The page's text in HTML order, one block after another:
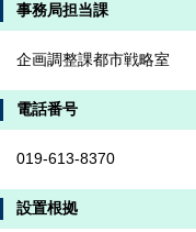
事務局担当課
企画調整課都市戦略室
電話番号
019-613-8370
設置根拠